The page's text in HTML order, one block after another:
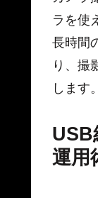
ラを使
長時間
り、撮
します。
USB
運用